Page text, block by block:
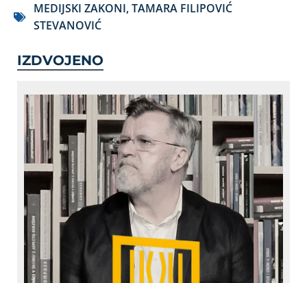
MEDIJSKI ZAKONI,TAMARA FILIPOVIĆ
STEVANOVIĆ
IZDVOJENO